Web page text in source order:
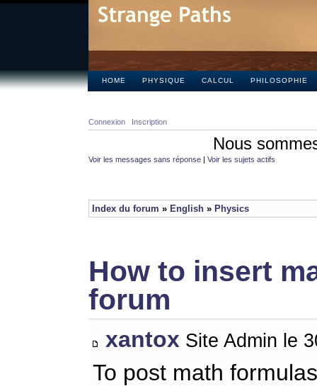
HOME PHYSIQUE CALCUL PHILOSOPHIE
Connexion Inscription
Nous
Voir les messages sans réponse | Voir les sujets actifs
Index du forum » English » Physics
How to insert
forum
xantox Site Admin le
To post math